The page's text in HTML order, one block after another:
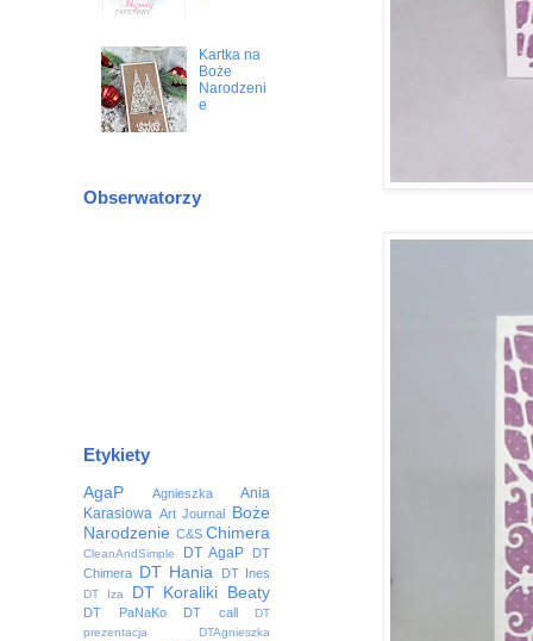
Kartka na
Boże
Narodzeni
e
Obserwatorzy
Etykiety
AgaP Agnieszka
Ania
Karasiowa Art Journal
Boże
Narodzenie C&S Chimera
CleanAndSimple DT AgaP
DT
Chimera DT Hania DT Ines
DT Iza DT Koraliki Beaty
DT PaNaKo DT call
DT
prezentacja
DTAgnieszka